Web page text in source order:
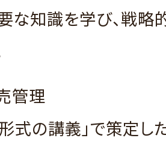
な知識を学び、戦略
管理
形式の講義」で策定